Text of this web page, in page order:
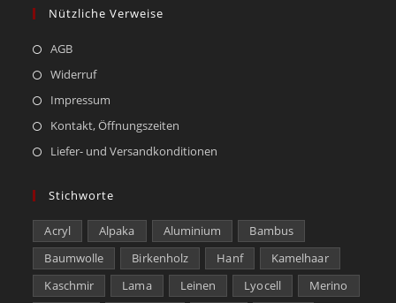
Nützliche Verweise
AGB
Widerruf
Impressum
Kontakt, Öffnungszeiten
Liefer- und Versandkonditionen
Stichworte
Acryl Alpaka Aluminium
Bambus
Baumwolle
Birkenholz Hanf
Kamelhaar
Kaschmir
Lama Leinen Lyocell
Merino